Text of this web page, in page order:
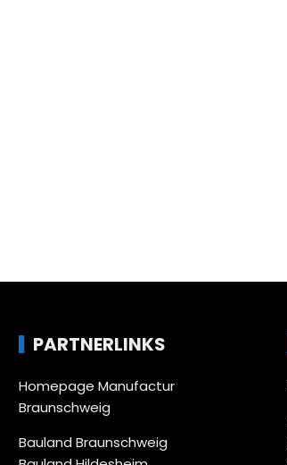
PARTNERLINKS
Homepage Manufactur
Braunschweig
Bauland Braunschweig